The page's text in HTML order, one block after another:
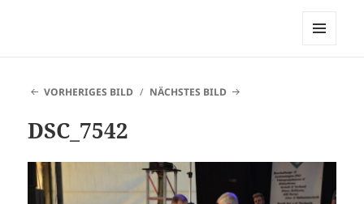
VORHERIGES BILD
NÄCHSTES BILD
DSC_7542